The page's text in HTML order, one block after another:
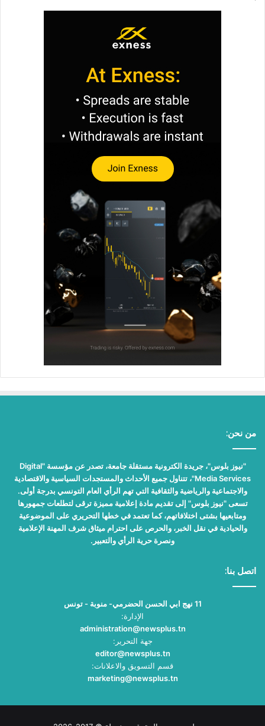
من نحن:
"نيوز بلوس"، جريدة الكترونية مستقلة جامعة، تصدر عن مؤسسة "Digital
Media Services"، تتناول جميع الأحداث والمستجدات السياسية والاقتصادية
والاجتماعية والرياضية والثقافية التي تهم الرأي العام التونسي بدرجة أولى.
تسعى "نيوز بلوس" إلى تقديم مادة إعلامية مميزة ترقى لتطلعات جمهورها
ومتابعيها بشتى اختلافاتهم، كما تعتمد في خطها التحريري على الموضوعية
والحيادية في نقل الخبر، والحرص على احترام ميثاق شرف المهنة الإعلامية
ونصرة حرية الرأي والتعبير.
اتصل بنا:
11 نهج ابي الحسن الحضرمي- منوبة - تونس
الإدارة:
administration@newsplus.tn
جهة التحرير:
editor@newsplus.tn
قسم التسويق والاعلانات:
marketing@newsplus.tn